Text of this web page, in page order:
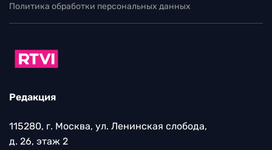
Политика обработки персональных данных
Редакция
115280, г. Москва, ул. Ленинская слобода,
д. 26, этаж 2